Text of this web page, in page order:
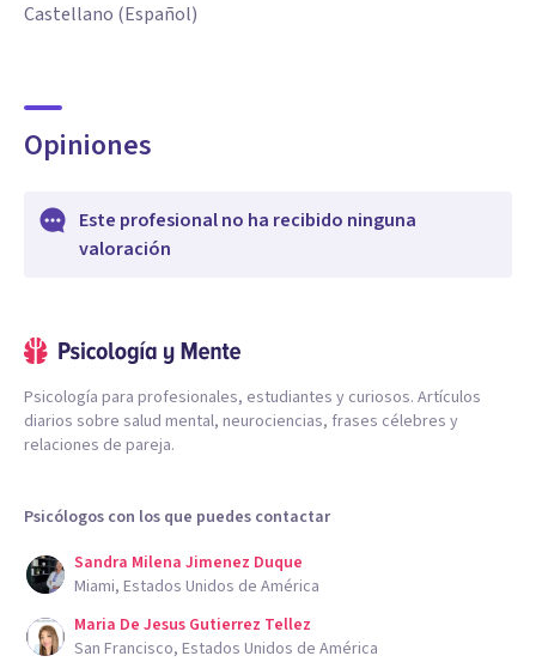
Castellano (Español)
Opiniones
Este profesional no ha recibido ninguna
valoración
Psicología para profesionales, estudiantes y curiosos. Artículos
diarios sobre salud mental, neurociencias, frases célebres y
relaciones de pareja.
Psicólogos con los que puedes contactar
Sandra Milena Jimenez Duque
Miami, Estados Unidos de América
Maria De Jesus Gutierrez Tellez
San Francisco, Estados Unidos de América